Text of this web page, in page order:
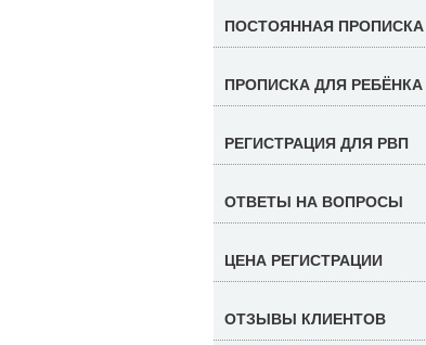
ПОСТОЯННАЯ ПРОПИСКА
ПРОПИСКА ДЛЯ РЕБЁНКА
РЕГИСТРАЦИЯ ДЛЯ РВП
ОТВЕТЫ НА ВОПРОСЫ
ЦЕНА РЕГИСТРАЦИИ
ОТЗЫВЫ КЛИЕНТОВ